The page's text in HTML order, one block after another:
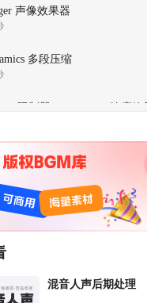
声像效果器
多段压缩
混音人声后期处理